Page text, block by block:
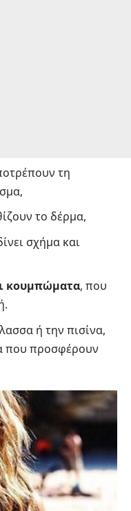
τη
το δέρμα,
σχήμα και
κουμπώματα, που
ή την πισίνα,
που προσφέρουν